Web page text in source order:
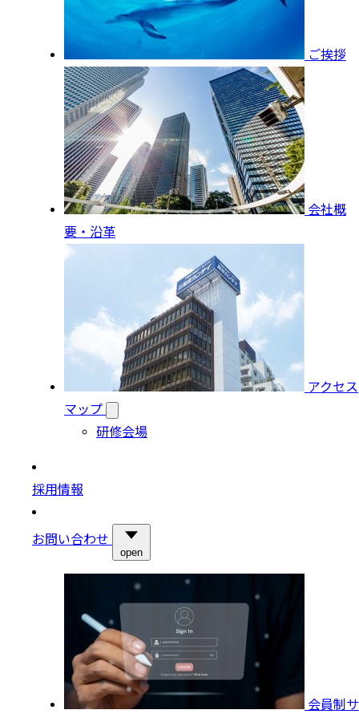
ご挨拶
会社概
要・沿革
アクセス
マップ
研修会場
採用情報
お問い合わせ
open
会員制サ